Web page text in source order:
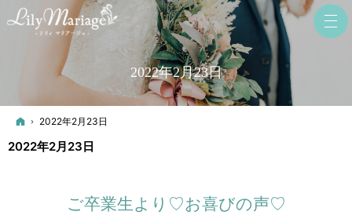
2022年2月23日
ホーム
2022年2月23日
2022年2月23日
ご卒業生より♡お喜びの声♡